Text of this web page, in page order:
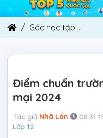
Góc học tập
Điểm chuẩn
mại 2024
Tác giả Nhã Lân 08:31
Lớp 12